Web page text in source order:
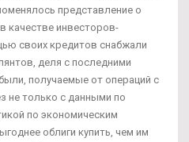
представление о
качестве инвесторов-
своих кредитов снабжали
деля с последними
получаемые от операций с
не только с данными по
по экономическим
облиги купить, чем им